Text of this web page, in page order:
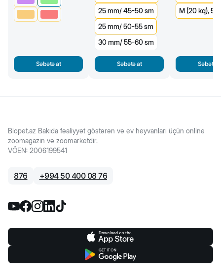
Səbətə at
25 mm/ 45-50 sm
25 mm/ 50-55 sm
30 mm/ 55-60 sm
Səbətə at
M (20 kq), 5
Səbətə
Biopet.az Bakıda fəaliyyət göstərən və ev heyvanları üçün online
zoomagazin və zoomarketdir.
VÖEN: 2006199541
876 +994 50 400 08 76